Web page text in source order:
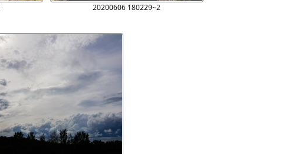
20200606 180229~2